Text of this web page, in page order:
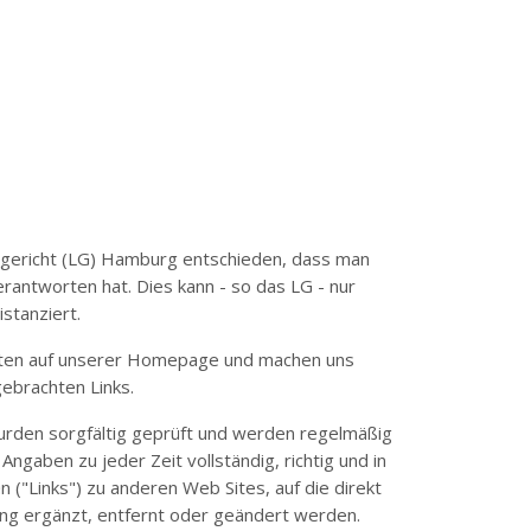
(LG) Hamburg entschieden, dass man
hat. Dies kann - so das LG - nur
auf unserer Homepage und machen uns
Links.
sorgfältig geprüft und werden regelmäßig
zu jeder Zeit vollständig, richtig und in
zu anderen Web Sites, auf die direkt
ergänzt, entfernt oder geändert werden.